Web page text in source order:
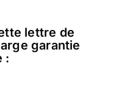
lettre de
garantie
: